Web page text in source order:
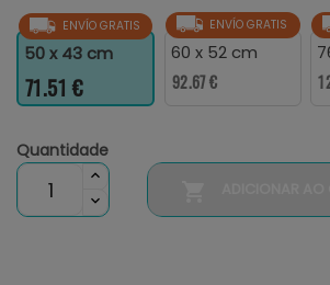
ENVÍO GRATIS
50 x 43 cm
71.51 €
ENVÍO GRATIS
60 x 52 cm
92.67 €
Quantidade
ADICIONAR